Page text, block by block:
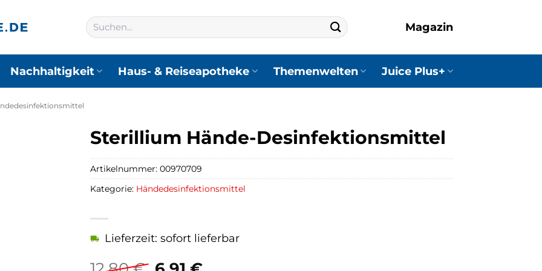
Suchen
nach:
Magazin
Nachhaltigkeit Haus- & Reiseapotheke Themenwelten Juice Plus+
Sterillium Hände-Desinfektionsmittel
Lieferzeit: sofort lieferbar
Artikelnummer: 00970709
Kategorie: Händedesinfektionsmittel